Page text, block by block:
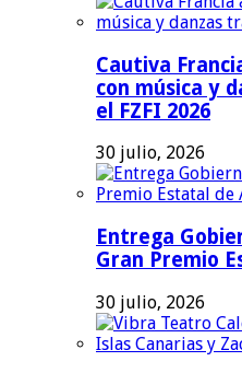
Cautiva
con música y
el FZFI 2026
30 julio, 2026
Entrega
Gran Premio
30 julio, 2026